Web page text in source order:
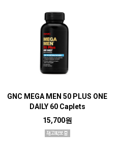
GNC MEGA MEN 50 PLUS ONE
DAILY 60 Caplets
15,700원